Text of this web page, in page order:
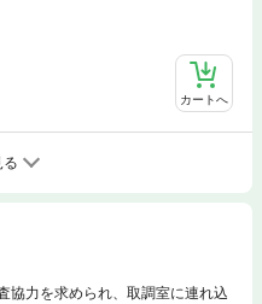
カートへ
る
協力を求められ、取調室に連れ込